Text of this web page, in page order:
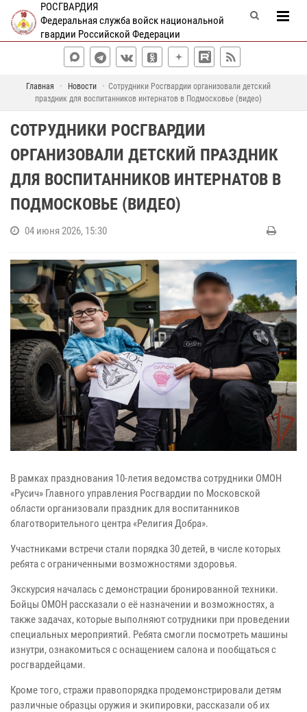
РОСГВАРДИЯ
Федеральная служба войск национальной
гвардии Российской Федерации
Главная Новости
Сотрудники Росгвардии организовали детский
праздник для воспитанников интернатов в Подмосковье (видео)
СОТРУДНИКИ РОСГВАРДИИ
ОРГАНИЗОВАЛИ ДЕТСКИЙ ПРАЗДНИК
ДЛЯ ВОСПИТАННИКОВ ИНТЕРНАТОВ В
ПОДМОСКОВЬЕ (ВИДЕО)
04 июня 2026, 15:30
В рамках празднования 10-летия ведомства сотрудники ОМОН
«Русич» Главного управления Росгвардии по Московской
области организовали праздник для воспитанников
благотворительного центра «Религия Добра».
Участниками встречи стали порядка 30 детей, в числе которых
ребята с ограниченными возможностями здоровья.
Экскурсия началась с демонстрации бронированной техники.
Бойцы ОМОН рассказали о её назначении и возможностях, а
также задачах, которые выполняют сотрудники при проведении
специальных мероприятий. Ребята смогли посмотреть машины
изнутри, ознакомиться с оснащением салона и пообщаться с
росгвардейцами.
Кроме того, стражи правопорядка продемонстрировали детям
различные образцы оружия и экипировки, рассказали об их